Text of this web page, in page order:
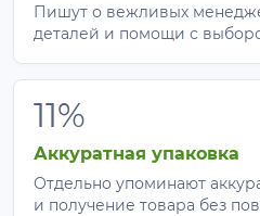
Пишут о вежливых
деталей и помощи с
11%
Аккуратная упаковка
Отдельно упоминают
и получение товара без